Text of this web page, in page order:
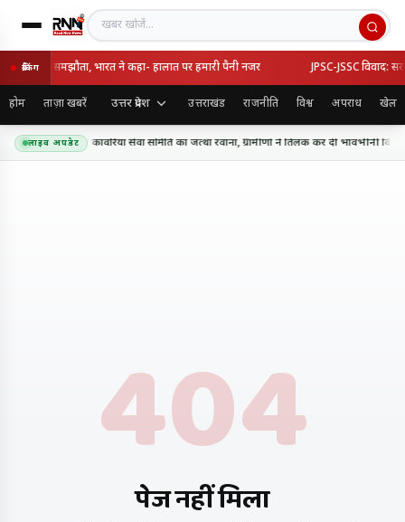
खबर खोजें
ब्रेकिंग
का रक्षा समझौता, भारत ने कहा- हालात पर हमारी पैनी नजर JPSC-JSSC विवाद:
होम ताज़ा खबरें उत्तर प्रदेश उत्तराखंड राजनीति विश्व अपराध खेल
लाइव अपडेट
के लिए शिव शक्ति कांवरिया सेवा समिति का जत्था रवाना, ग्रामीणों ने तिलक कर दी भावभीनी विदाई
404
पेज नहीं मिला